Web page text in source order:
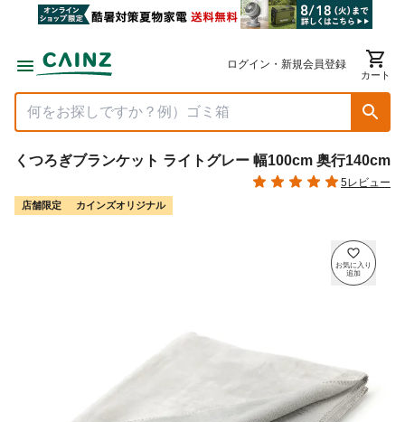
ログイン・新規会員登録
カート
くつろぎブランケット ライトグレー 幅100cm 奥行140cm
5レビュー
店舗限定 カインズオリジナル